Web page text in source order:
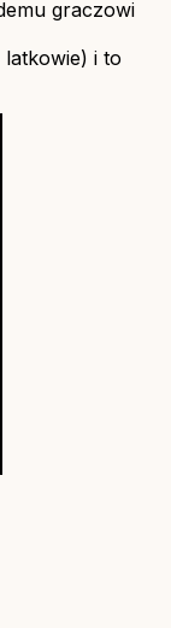
graczowi
i to